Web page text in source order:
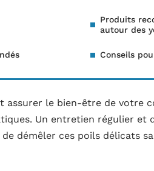
Produits
autour des
Conseils
assurer le bien-être de votre
Un entretien régulier et
démêler ces poils délicats